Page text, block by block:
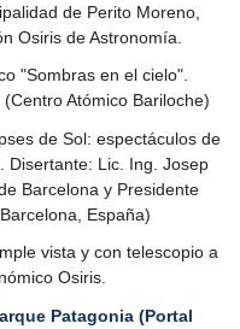
de Perito Moreno,
Osiris de Astronomía.
"Sombras en el cielo".
Atómico Bariloche)
de Sol: espectáculos de
Disertante: Lic. Ing. Josep
Barcelona y Presidente
España)
vista y con telescopio a
Osiris.
Patagonia (Portal